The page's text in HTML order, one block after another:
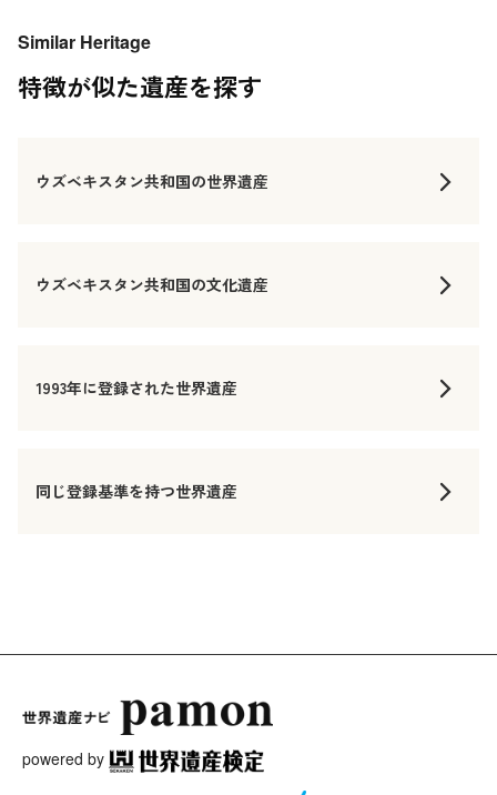
Similar Heritage
特徴が似た遺産を探す
ウズベキスタン共和国の世界遺産
ウズベキスタン共和国の文化遺産
1993年に登録された世界遺産
同じ登録基準を持つ世界遺産
powered by